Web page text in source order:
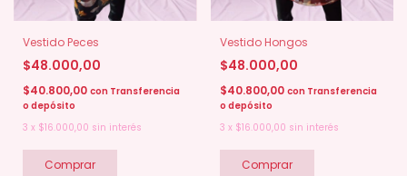
Vestido Peces
$48.000,00
$40.800,00 con Transferencia
o depósito
3 x $16.000,00 sin interés
Comprar
Vestido Hongos
$48.000,00
$40.800,00 con Transferencia
o depósito
3 x $16.000,00 sin interés
Comprar